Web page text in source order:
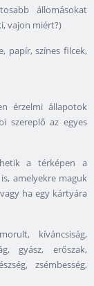
állomásokat
vajon miért?)
papír, színes filcek,
érzelmi állapotok
szereplő az egyes
a térképen a
amelyekre maguk
ha egy kártyára
kíváncsiság,
gyász, erőszak,
zsémbesség,